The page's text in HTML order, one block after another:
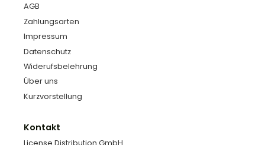
AGB
Zahlungsarten
Impressum
Datenschutz
Widerufsbelehrung
Über uns
Kurzvorstellung
Kontakt